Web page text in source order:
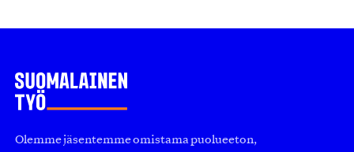
Olemme jäsentemme omistama puolueeton,